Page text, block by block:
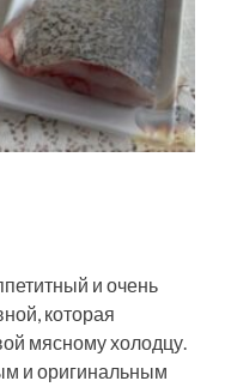
и очень
которая
мясному холодцу.
и оригинальным